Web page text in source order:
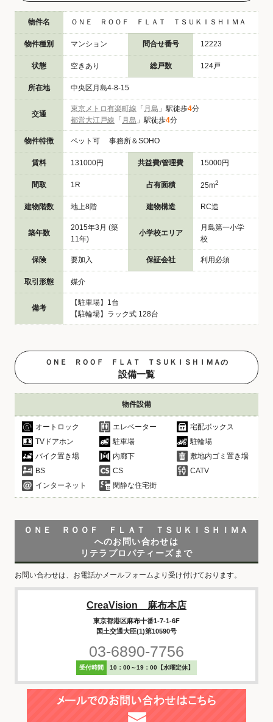
物件名 ＯＮＥ ＲＯＯＦ ＦＬＡＴ ＴＳＵＫＩＳＨＩＭＡ
物件種別 マンション 問合せ番号 12223
状態 空きあり 総戸数 124戸
所在地 中央区月島4-8-15
交通
東京メトロ有楽町線 「 月島 」駅徒歩4分
都営大江戸線 「 月島 」駅徒歩4分
物件特徴 ペット可 事務所＆SOHO
賃料 131000円 共益費/管理費 15000円
間取 1R 占有面積 25m2
建物階数 地上8階 建物構造 RC造
築年数
2015年3月 (築
11年)
小学校エリア
月島第一小学
校
保険 要加入 保証会社 利用必須
取引形態 媒介
備考
【駐車場】1台
【駐輪場】ラック式 128台
ＯＮＥ ＲＯＯＦ ＦＬＡＴ ＴＳＵＫＩＳＨＩＭＡの
設備一覧
物件設備
オートロック エレベーター
宅配ボックス
TVドアホン
駐車場
駐輪場
バイク置き場
内廊下
敷地内ゴミ置き場
BS
CS
CATV
インターネット
閑静な住宅街
ＯＮＥ ＲＯＯＦ ＦＬＡＴ ＴＳＵＫＩＳＨＩＭＡ
へのお問い合わせは
リテラプロパティーズまで
お問い合わせは、お電話かメールフォームより受け付けております。
CreaVision 麻布本店
東京都港区麻布十番1-7-1-6F
国土交通大臣(1)第10590号
03-6890-7756
受付時間 10：00～19：00【水曜定休】